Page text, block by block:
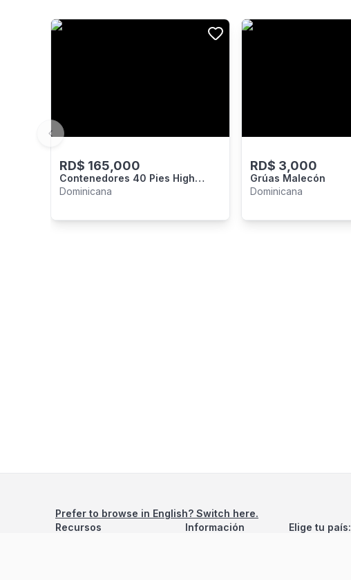
RD$ 165,000
Contenedores 40 Pies High
Cube, Aprovecha!
Dominicana
RD$ 3,000
Grúas Malecón
Dominicana
Previous slide
Prefer to browse in English? Switch here.
Recursos
Información Elige tu país: